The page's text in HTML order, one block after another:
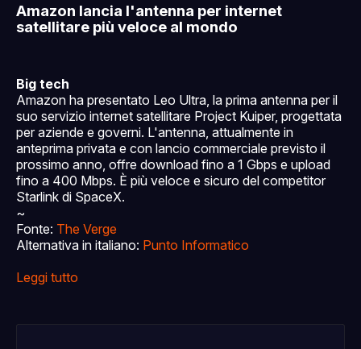
Amazon lancia l'antenna per internet
satellitare più veloce al mondo
Big tech
Amazon ha presentato Leo Ultra, la prima antenna per il
suo servizio internet satellitare Project Kuiper, progettata
per aziende e governi. L'antenna, attualmente in
anteprima privata e con lancio commerciale previsto il
prossimo anno, offre download fino a 1 Gbps e upload
fino a 400 Mbps. È più veloce e sicuro del competitor
Starlink di SpaceX.
~
Fonte: The Verge
Alternativa in italiano: Punto Informatico
Leggi tutto